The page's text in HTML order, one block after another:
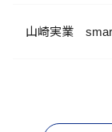
山崎実業